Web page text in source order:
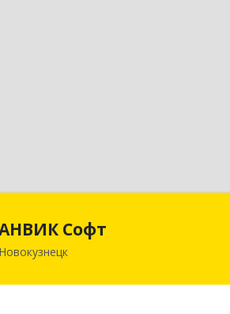
Софт
Новокузнецк654079, Кемеровская область -